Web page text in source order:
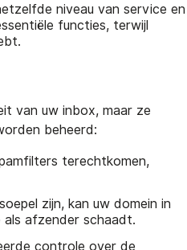
niveau van service en
functies, terwijl
van uw inbox, maar ze
beheerd:
terechtkomen,
zijn, kan uw domein in
afzender schaadt.
controle over de